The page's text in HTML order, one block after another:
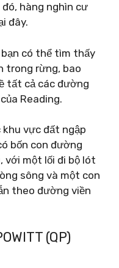
đó, hàng nghìn cư
đây.
có thể tìm thấy
trong rừng, bao
tất cả các đường
Reading.
khu vực đất ngập
bốn con đường
với một lối đi bộ lót
sông và một con
theo đường viền
(QP)